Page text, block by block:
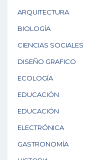
ARQUITECTURA
BIOLOGÍA
CIENCIAS SOCIALES
DISEÑO GRAFICO
ECOLOGÍA
EDUCACIÓN
EDUCACIÓN
ELECTRÓNICA
GASTRONOMÍA